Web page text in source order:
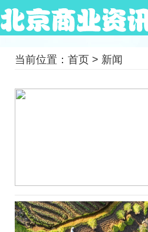
当前位置： 首页 > 新闻